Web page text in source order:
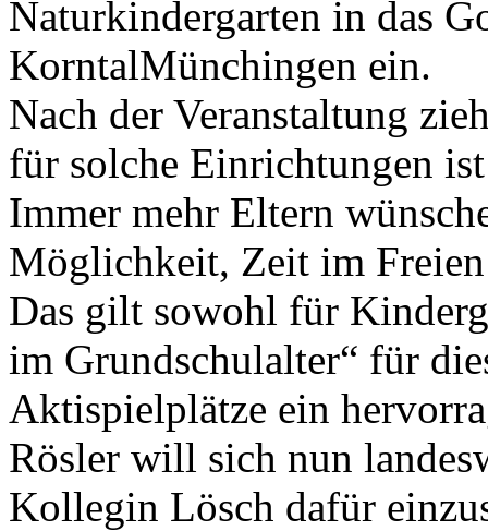
Naturkindergarten in das
KorntalMünchingen ein.
Nach der Veranstaltung
für solche Einrichtungen
Immer mehr Eltern
Möglichkeit, Zeit im
Das gilt sowohl für
im Grundschulalter“ für
Aktispielplätze ein
Rösler will sich nun
Kollegin Lösch dafür